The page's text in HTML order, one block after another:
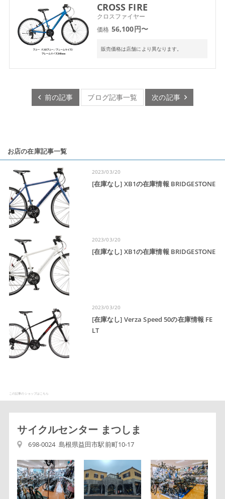
CROSS FIRE
クロスファイヤー
価格 56,100円〜
販売価格は店舗により異なります。
前の記事 ブログ記事一覧 次の記事
お店の在庫記事一覧
2023/03/20
[在庫なし] XB1の在庫情報 BRIDGESTONE
2023/03/20
[在庫なし] XB1の在庫情報 BRIDGESTONE
2023/03/20
[在庫なし] Verza Speed 50の在庫情報 FE
LT
この記事のショップはこちら
サイクルセンター まつしま
698-0024 島根県益田市駅前町10-17